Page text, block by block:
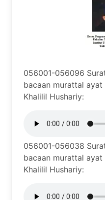
056001-056096
bacaan murattal
Khalilil Hushariy:
056001-056038
bacaan murattal
Khalilil Hushariy: